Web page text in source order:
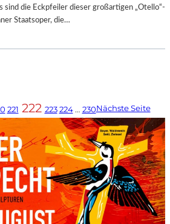
sind die Eckpfeiler dieser großartigen „Otello“-
Staatsoper, die…
221 222 223 224 … 230Nächste Seite